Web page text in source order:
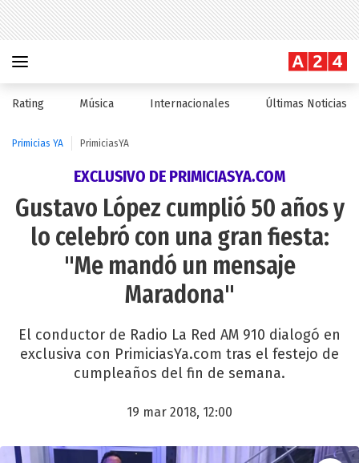
Rating Música Internacionales Últimas Noticias
Primicias YA PrimiciasYA
EXCLUSIVO DE PRIMICIASYA.COM
Gustavo López cumplió 50 años y
lo celebró con una gran fiesta:
"Me mandó un mensaje
Maradona"
El conductor de Radio La Red AM 910 dialogó en
exclusiva con PrimiciasYa.com tras el festejo de
cumpleaños del fin de semana.
19 mar 2018, 12:00